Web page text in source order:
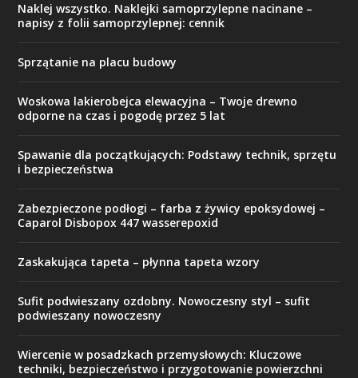
Naklej wszystko. Naklejki samoprzylepne nacinane –
napisy z folii samoprzylepnej: cennik
Sprzątanie na placu budowy
Woskowa lakierobejca elewacyjna – Twoje drewno
odporne na czas i pogodę przez 5 lat
Spawanie dla początkujących: Podstawy technik, sprzętu
i bezpieczeństwa
Zabezpieczone podłogi – farba z żywicy epoksydowej –
Caparol Disbopox 447 wasserepoxid
Zaskakująca tapeta – płynna tapeta wzory
Sufit podwieszany ozdobny. Nowoczesny styl – sufit
podwieszany nowoczesny
Wiercenie w posadzkach przemysłowych: Kluczowe
techniki, bezpieczeństwo i przygotowanie powierzchni